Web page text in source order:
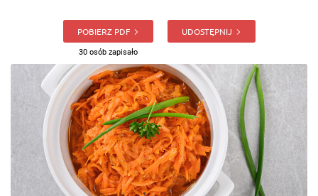
POBIERZ PDF
30 osób zapisało
UDOSTĘPNIJ